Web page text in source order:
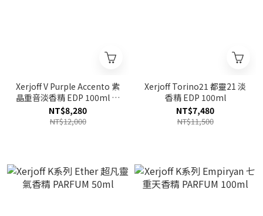
Xerjoff V Purple Accento 紫
晶重音淡香精 EDP 100ml 新
包裝
NT$8,280
NT$12,000
Xerjoff Torino21 都靈21 淡
香精 EDP 100ml
NT$7,480
NT$11,500